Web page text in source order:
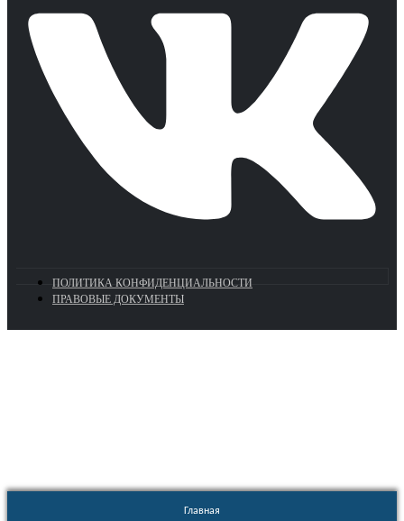
ПОЛИТИКА КОНФИДЕНЦИАЛЬНОСТИ
ПРАВОВЫЕ ДОКУМЕНТЫ
Главная